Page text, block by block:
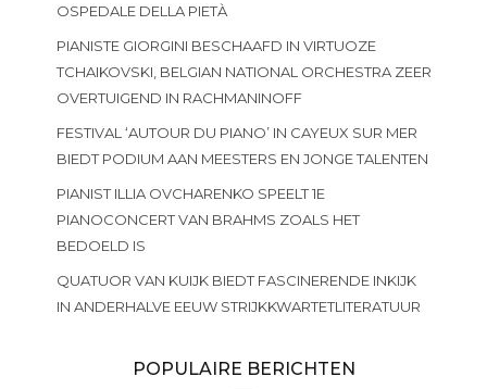
OSPEDALE DELLA PIETÀ
PIANISTE GIORGINI BESCHAAFD IN VIRTUOZE
TCHAIKOVSKI, BELGIAN NATIONAL ORCHESTRA ZEER
OVERTUIGEND IN RACHMANINOFF
FESTIVAL ‘AUTOUR DU PIANO’ IN CAYEUX SUR MER
BIEDT PODIUM AAN MEESTERS EN JONGE TALENTEN
PIANIST ILLIA OVCHARENKO SPEELT 1E
PIANOCONCERT VAN BRAHMS ZOALS HET
BEDOELD IS
QUATUOR VAN KUIJK BIEDT FASCINERENDE INKIJK
IN ANDERHALVE EEUW STRIJKKWARTETLITERATUUR
POPULAIRE BERICHTEN